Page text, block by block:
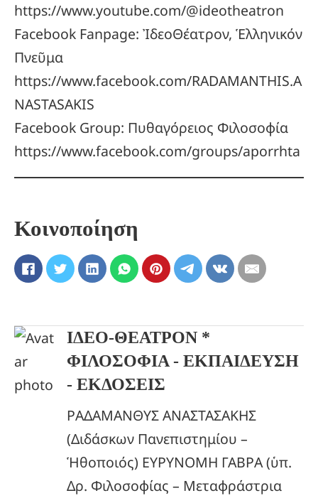
https://www.youtube.com/@ideotheatron
Facebook Fanpage: ἸδεοΘέατρον, Ἑλληνικόν
Πνεῦμα
https://www.facebook.com/RADAMANTHIS.A
NASTASAKIS
Facebook Group: Πυθαγόρειος Φιλοσοφία
https://www.facebook.com/groups/aporrhta
Κοινοποίηση
ΙΔΕΟ-ΘΕΑΤΡΟΝ *
ΦΙΛΟΣΟΦΙΑ - ΕΚΠΑΙΔΕΥΣΗ
- ΕΚΔΟΣΕΙΣ
ΡΑΔΑΜΑΝΘΥΣ ΑΝΑΣΤΑΣΑΚΗΣ
(Διδάσκων Πανεπιστημίου –
Ἡθοποιός) ΕΥΡΥΝΟΜΗ ΓΑΒΡΑ (ὑπ.
Δρ. Φιλοσοφίας – Μεταφράστρια